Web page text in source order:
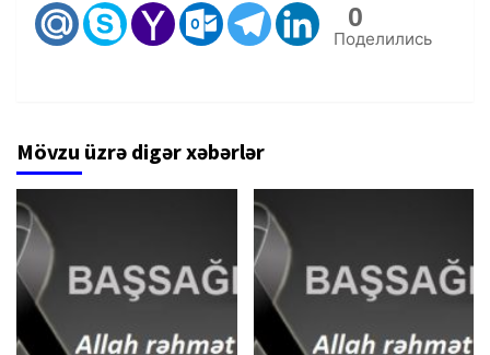
0
Поделились
Mövzu üzrə digər xəbərlər